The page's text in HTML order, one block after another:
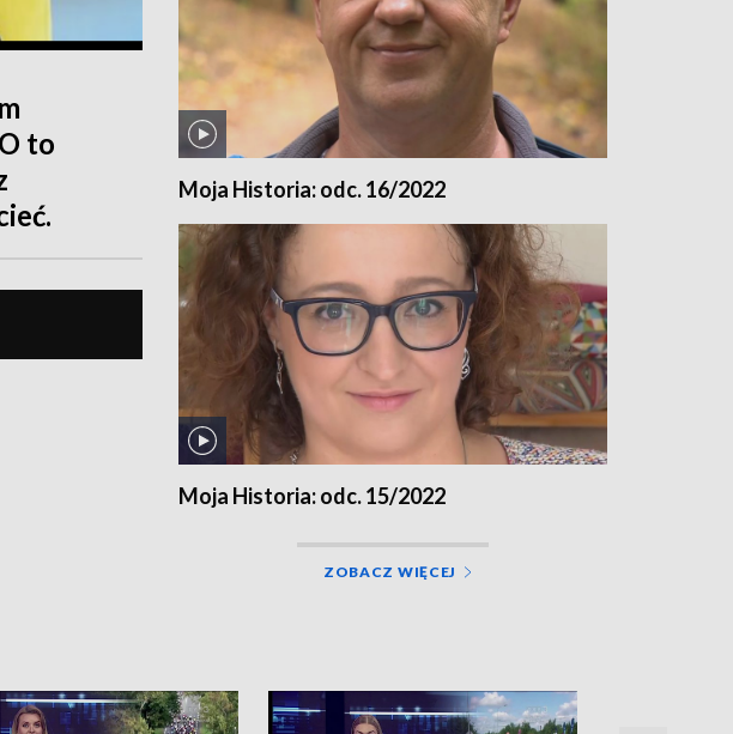
to
Moja Historia: odc. 16/2022
Moja Historia: odc. 15/2022
ZOBACZ WIĘCEJ